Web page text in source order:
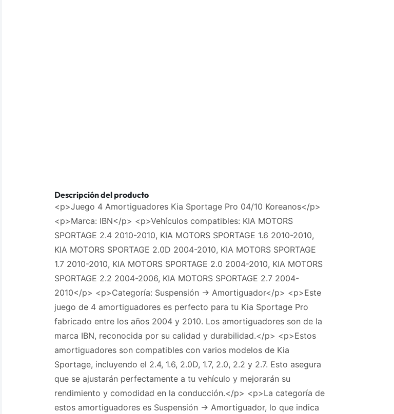
Descripción del producto
<p>Juego 4 Amortiguadores Kia Sportage Pro 04/10 Koreanos</p>
<p>Marca: IBN</p> <p>Vehículos compatibles: KIA MOTORS
SPORTAGE 2.4 2010-2010, KIA MOTORS SPORTAGE 1.6 2010-2010,
KIA MOTORS SPORTAGE 2.0D 2004-2010, KIA MOTORS SPORTAGE
1.7 2010-2010, KIA MOTORS SPORTAGE 2.0 2004-2010, KIA MOTORS
SPORTAGE 2.2 2004-2006, KIA MOTORS SPORTAGE 2.7 2004-
2010</p> <p>Categoría: Suspensión -> Amortiguador</p> <p>Este
juego de 4 amortiguadores es perfecto para tu Kia Sportage Pro
fabricado entre los años 2004 y 2010. Los amortiguadores son de la
marca IBN, reconocida por su calidad y durabilidad.</p> <p>Estos
amortiguadores son compatibles con varios modelos de Kia
Sportage, incluyendo el 2.4, 1.6, 2.0D, 1.7, 2.0, 2.2 y 2.7. Esto asegura
que se ajustarán perfectamente a tu vehículo y mejorarán su
rendimiento y comodidad en la conducción.</p> <p>La categoría de
estos amortiguadores es Suspensión -> Amortiguador, lo que indica